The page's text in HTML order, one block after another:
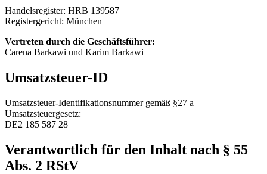
Handelsregister: HRB 139587
Registergericht: München
Vertreten durch die Geschäftsführer:
Carena Barkawi und Karim Barkawi
Umsatzsteuer-ID
Umsatzsteuer-Identifikationsnummer gemäß §27 a
Umsatzsteuergesetz:
DE2 185 587 28
Verantwortlich für den Inhalt nach § 55
Abs. 2 RStV